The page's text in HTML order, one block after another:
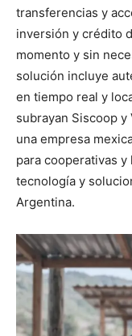
transferencias y
inversión y crédito
momento y sin
solución incluye
en tiempo real y
subrayan Siscoop
una empresa
para cooperativas y
tecnología y
Argentina.